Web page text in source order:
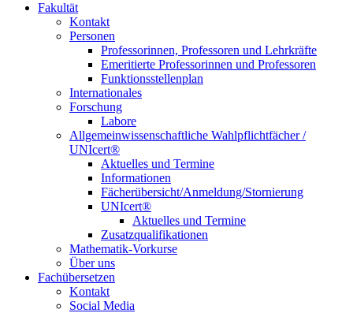
Fakultät
Kontakt
Personen
Professorinnen, Professoren und Lehrkräfte
Emeritierte Professorinnen und Professoren
Funktionsstellenplan
Internationales
Forschung
Labore
Allgemeinwissenschaftliche Wahlpflichtfächer /
UNIcert®
Aktuelles und Termine
Informationen
Fächerübersicht/Anmeldung/Stornierung
UNIcert®
Aktuelles und Termine
Zusatzqualifikationen
Mathematik-Vorkurse
Über uns
Fachübersetzen
Kontakt
Social Media